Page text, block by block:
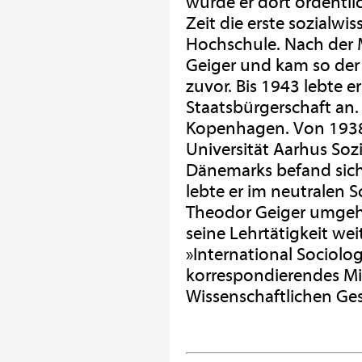
Zeit die erste
Hochschule. Nach
Geiger und kam so
zuvor. Bis 1943 lebte
Staatsbürgerschaft
Kopenhagen. Von
Universität Aarhus
Dänemarks befand
lebte er im neutralen
Theodor Geiger
seine Lehrtätigkeit
»International
korrespondierendes
Wissenschaftlichen